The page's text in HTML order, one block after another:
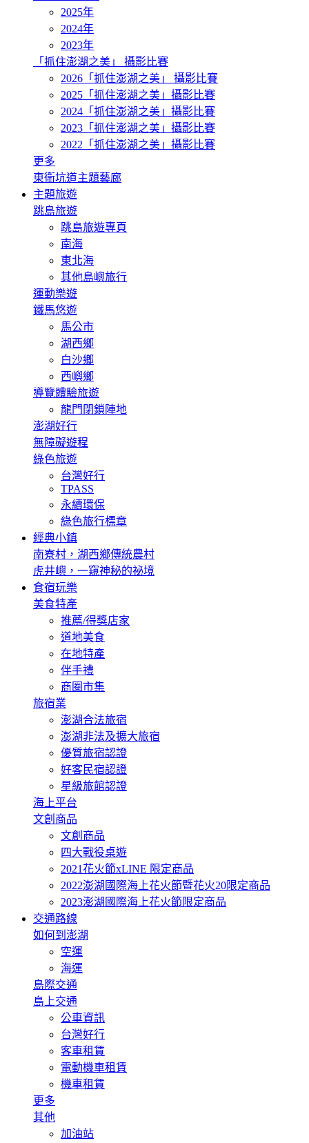
2025年
2024年
2023年
「抓住澎湖之美」 攝影比賽
2026「抓住澎湖之美」 攝影比賽
2025「抓住澎湖之美」攝影比賽
2024「抓住澎湖之美」攝影比賽
2023「抓住澎湖之美」攝影比賽
2022「抓住澎湖之美」攝影比賽
更多
東衛坑道主題藝廊
主題旅遊
跳島旅遊
跳島旅遊專頁
南海
東北海
其他島嶼旅行
運動樂遊
鐵馬悠遊
馬公市
湖西鄉
白沙鄉
西嶼鄉
導覽體驗旅遊
龍門閉鎖陣地
澎湖好行
無障礙遊程
綠色旅遊
台灣好行
TPASS
永續環保
綠色旅行標章
經典小鎮
南寮村，湖西鄉傳統農村
虎井嶼，一窺神秘的祕境
食宿玩樂
美食特產
推薦/得獎店家
道地美食
在地特產
伴手禮
商圈市集
旅宿業
澎湖合法旅宿
澎湖非法及擴大旅宿
優質旅宿認證
好客民宿認證
星級旅館認證
海上平台
文創商品
文創商品
四大戰役桌遊
2021花火節xLINE 限定商品
2022澎湖國際海上花火節暨花火20限定商品
2023澎湖國際海上花火節限定商品
交通路線
如何到澎湖
空運
海運
島際交通
島上交通
公車資訊
台灣好行
客車租賃
電動機車租賃
機車租賃
更多
其他
加油站